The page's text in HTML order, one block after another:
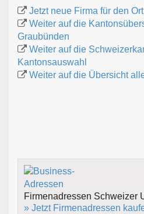
Jetzt neue Firma für den
Weiter auf die
Graubünden
Weiter auf die
Kantonsauswahl
Weiter auf die Übersicht
Firmenadressen Schweizer
» Jetzt Firmenadressen